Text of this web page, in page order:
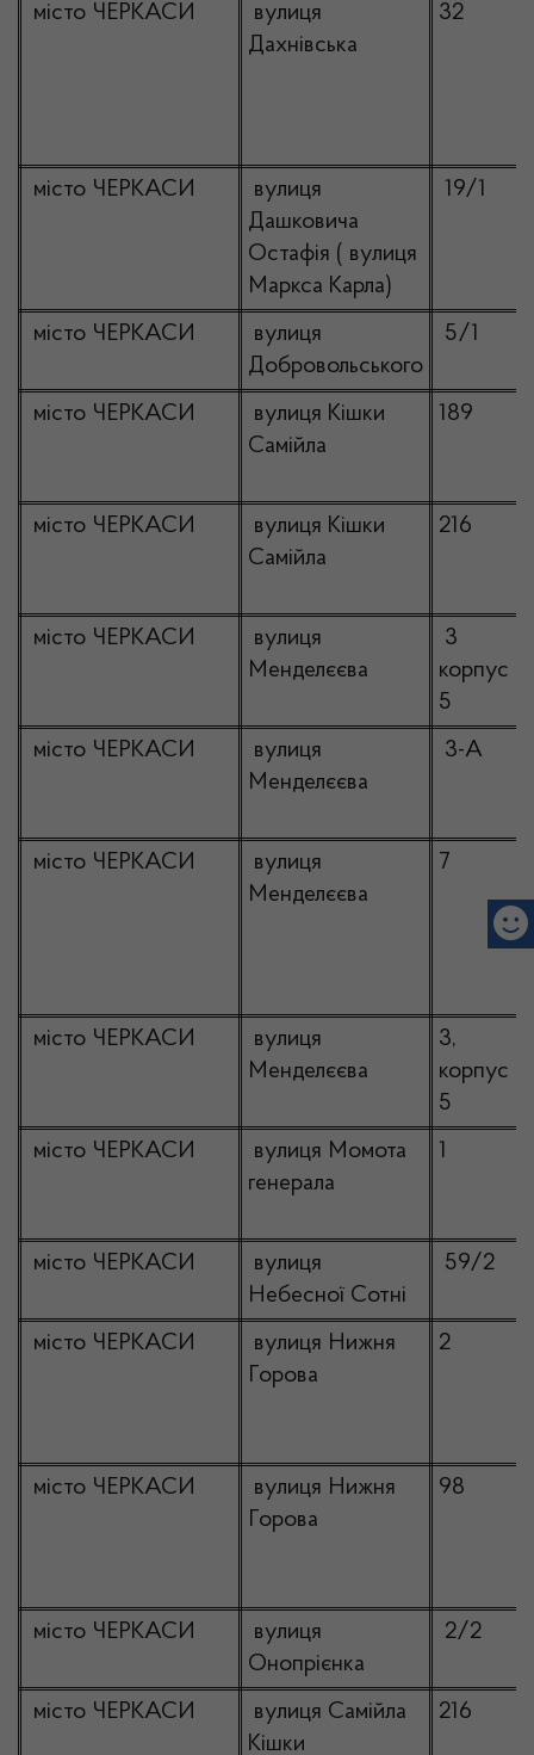
місто ЧЕРКАСИ
вулиця
Дахнівська
32
місто ЧЕРКАСИ
вулиця
Дашковича
Остафія ( вулиця
Маркса Карла)
19/1
місто ЧЕРКАСИ
вулиця
Добровольського
5/1
місто ЧЕРКАСИ
вулиця Кішки
Самійла
189
місто ЧЕРКАСИ
вулиця Кішки
Самійла
216
місто ЧЕРКАСИ
вулиця
Менделєєва
3
корпус
5
місто ЧЕРКАСИ
вулиця
Менделєєва
3-А
місто ЧЕРКАСИ
вулиця
Менделєєва
7
місто ЧЕРКАСИ
вулиця
Менделєєва
3,
корпус
5
місто ЧЕРКАСИ
вулиця Момота
генерала
1
місто ЧЕРКАСИ
вулиця
Небесної Сотні
59/2
місто ЧЕРКАСИ
вулиця Нижня
Горова
2
місто ЧЕРКАСИ
вулиця Нижня
Горова
98
місто ЧЕРКАСИ
вулиця
Онопрієнка
2/2
місто ЧЕРКАСИ
вулиця Самійла
Кішки
216